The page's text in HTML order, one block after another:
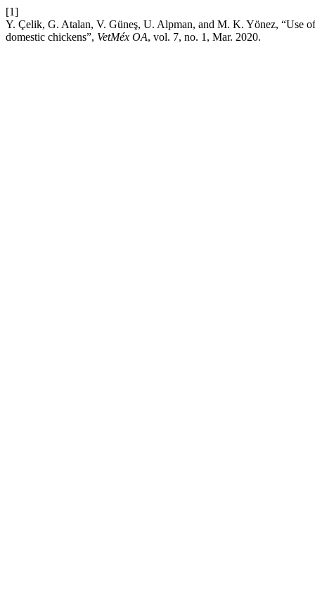
[1]
Y. Çelik, G. Atalan, V. Güneş, U. Alpman, and M. K. Yönez, “Use
domestic chickens”, VetMéx OA, vol. 7, no. 1, Mar. 2020.